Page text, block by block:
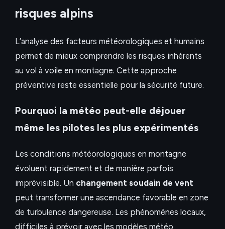
risques alpins
L’analyse des facteurs météorologiques et humains
permet de mieux comprendre les risques inhérents
au vol à voile en montagne. Cette approche
préventive reste essentielle pour la sécurité future.
Pourquoi la météo peut-elle déjouer
même les pilotes les plus expérimentés
Les conditions météorologiques en montagne
évoluent rapidement et de manière parfois
imprévisible. Un changement soudain de vent
peut transformer une ascendance favorable en zone
de turbulence dangereuse. Les phénomènes locaux,
difficiles à prévoir avec les modèles météo